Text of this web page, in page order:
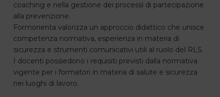
coaching e nella gestione dei processi di partecipazione
alla prevenzione.
Formorienta valorizza un approccio didattico che unisce
competenza normativa, esperienza in materia di
sicurezza e strumenti comunicativi utili al ruolo del RLS.
I docenti possiedono i requisiti previsti dalla normativa
vigente per i formatori in materia di salute e sicurezza
nei luoghi di lavoro.